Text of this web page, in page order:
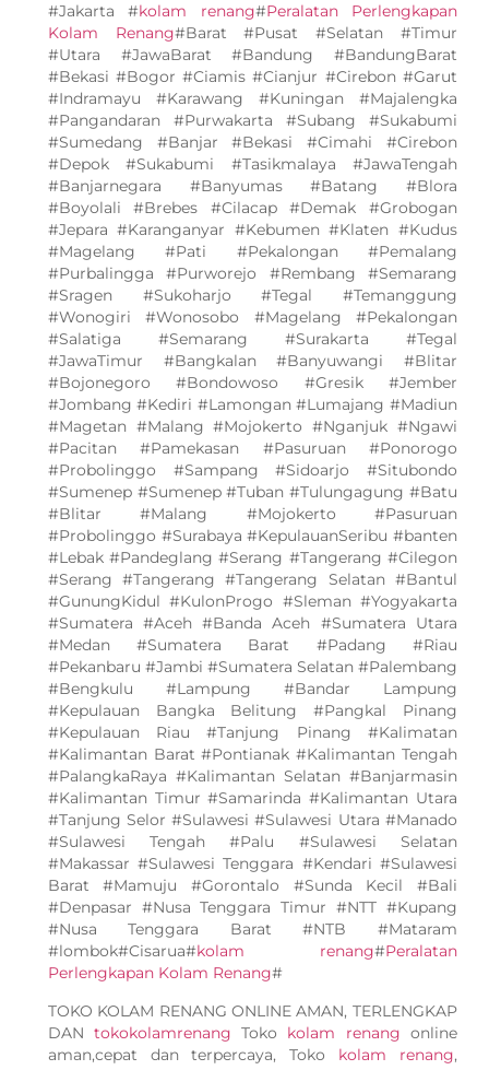
#Jakarta #kolam renang#Peralatan Perlengkapan
Kolam Renang#Barat #Pusat #Selatan #Timur
#Utara #JawaBarat #Bandung #BandungBarat
#Bekasi #Bogor #Ciamis #Cianjur #Cirebon #Garut
#Indramayu #Karawang #Kuningan #Majalengka
#Pangandaran #Purwakarta #Subang #Sukabumi
#Sumedang #Banjar #Bekasi #Cimahi #Cirebon
#Depok #Sukabumi #Tasikmalaya #JawaTengah
#Banjarnegara #Banyumas #Batang #Blora
#Boyolali #Brebes #Cilacap #Demak #Grobogan
#Jepara #Karanganyar #Kebumen #Klaten #Kudus
#Magelang #Pati #Pekalongan #Pemalang
#Purbalingga #Purworejo #Rembang #Semarang
#Sragen #Sukoharjo #Tegal #Temanggung
#Wonogiri #Wonosobo #Magelang #Pekalongan
#Salatiga #Semarang #Surakarta #Tegal
#JawaTimur #Bangkalan #Banyuwangi #Blitar
#Bojonegoro #Bondowoso #Gresik #Jember
#Jombang #Kediri #Lamongan #Lumajang #Madiun
#Magetan #Malang #Mojokerto #Nganjuk #Ngawi
#Pacitan #Pamekasan #Pasuruan #Ponorogo
#Probolinggo #Sampang #Sidoarjo #Situbondo
#Sumenep #Sumenep #Tuban #Tulungagung #Batu
#Blitar #Malang #Mojokerto #Pasuruan
#Probolinggo #Surabaya #KepulauanSeribu #banten
#Lebak #Pandeglang #Serang #Tangerang #Cilegon
#Serang #Tangerang #Tangerang Selatan #Bantul
#GunungKidul #KulonProgo #Sleman #Yogyakarta
#Sumatera #Aceh #Banda Aceh #Sumatera Utara
#Medan #Sumatera Barat #Padang #Riau
#Pekanbaru #Jambi #Sumatera Selatan #Palembang
#Bengkulu #Lampung #Bandar Lampung
#Kepulauan Bangka Belitung #Pangkal Pinang
#Kepulauan Riau #Tanjung Pinang #Kalimatan
#Kalimantan Barat #Pontianak #Kalimantan Tengah
#PalangkaRaya #Kalimantan Selatan #Banjarmasin
#Kalimantan Timur #Samarinda #Kalimantan Utara
#Tanjung Selor #Sulawesi #Sulawesi Utara #Manado
#Sulawesi Tengah #Palu #Sulawesi Selatan
#Makassar #Sulawesi Tenggara #Kendari #Sulawesi
Barat #Mamuju #Gorontalo #Sunda Kecil #Bali
#Denpasar #Nusa Tenggara Timur #NTT #Kupang
#Nusa Tenggara Barat #NTB #Mataram
#lombok#Cisarua#kolam renang#Peralatan
Perlengkapan Kolam Renang#
TOKO KOLAM RENANG ONLINE AMAN, TERLENGKAP
DANtokokolamrenang Toko kolam renang online
aman,cepat dan terpercaya, Toko kolam renang,